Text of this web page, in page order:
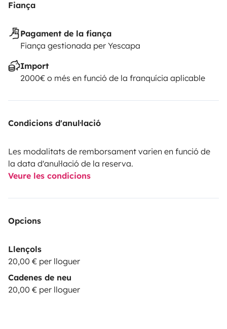
Fiança
Pagament de la fiança
Fiança gestionada per Yescapa
Import
2000€ o més en funció de la franquícia aplicable
Condicions d'anul·lació
Les modalitats de remborsament varien en funció de
la data d'anul·lació de la reserva.
Veure les condicions
Opcions
Llençols
20,00 € per lloguer
Cadenes de neu
20,00 € per lloguer